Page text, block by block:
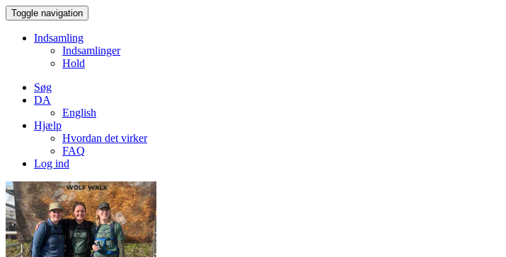
Toggle navigation
Indsamling
Indsamlinger
Hold
Søg
DA
English
Hjælp
Hvordan det virker
FAQ
Log ind